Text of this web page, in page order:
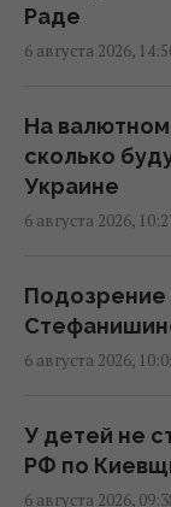
13:03 четверг, 06
глава
людьми
12:52 четверг, 06
обогащении
раскрыли
12:35 четверг, 06
Сибига:
12:15 четверг, 06
Раде
6 августа 2026,
На
сколько
Украине
6 августа 2026,
Подозрение
6 августа 2026,
У детей не
РФ по
6 августа 2026,